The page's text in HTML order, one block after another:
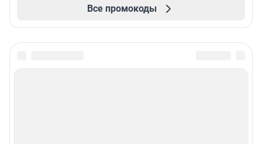
Все промокоды